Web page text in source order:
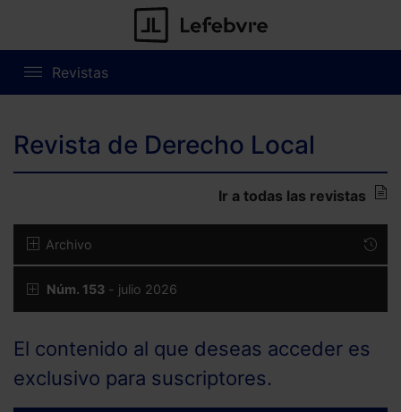
Revistas
Revista de Derecho Local
Ir a todas las revistas
Archivo
Núm. 153 - julio 2026
El contenido al que deseas acceder es
exclusivo para suscriptores.